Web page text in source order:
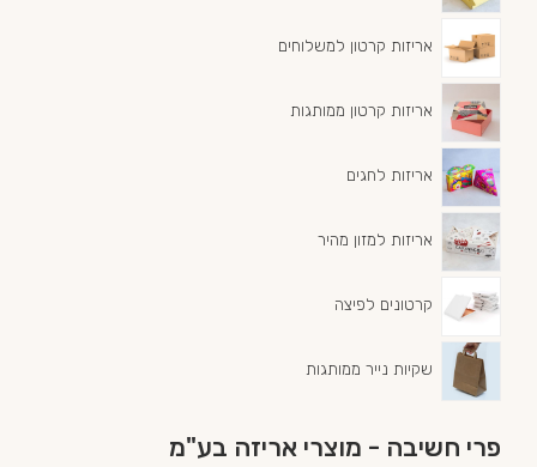
אריזות קרטון למשלוחים
אריזות קרטון ממותגות
אריזות לחגים
אריזות למזון מהיר
קרטונים לפיצה
שקיות נייר ממותגות
פרי חשיבה - מוצרי אריזה בע"מ